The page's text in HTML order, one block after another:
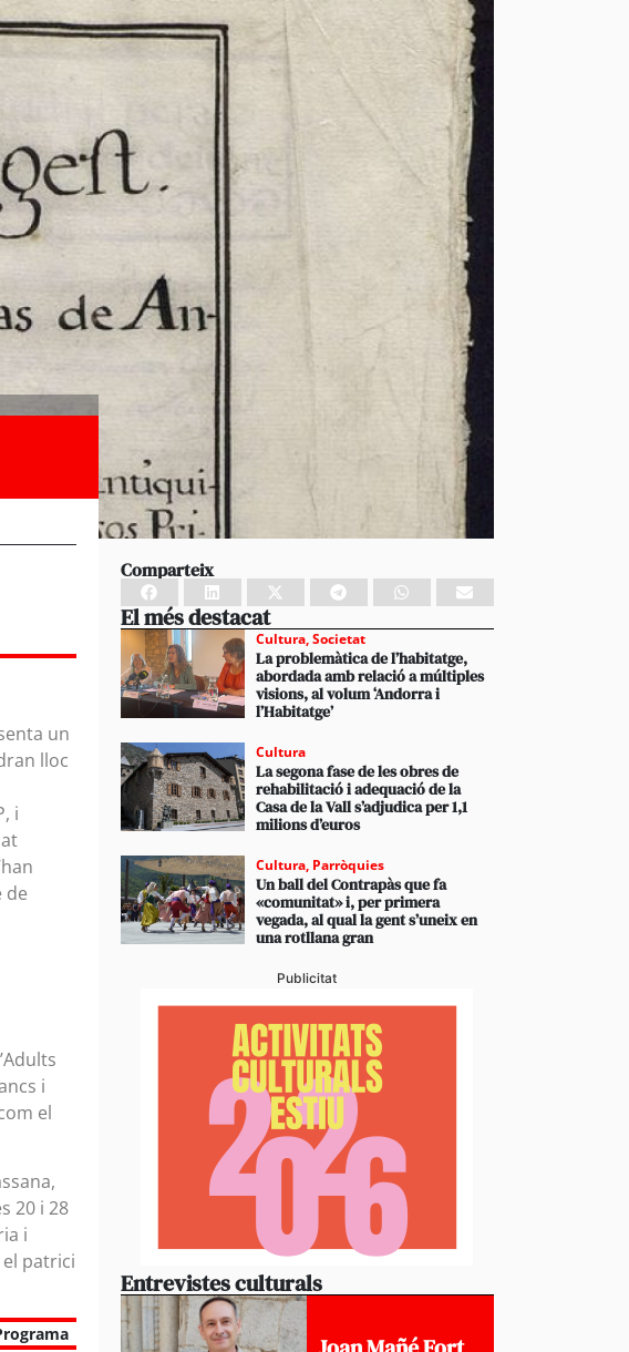
un
lloc
i
de
i
el
20 i 28
i
patrici
Comparteix
El més destacat
Cultura,Societat
La problemàtica de l’habitatge,
abordada amb relació a múltiples
visions, al volum ‘Andorra i
l’Habitatge’
Cultura
La segona fase de les obres de
rehabilitació i adequació de la
Casa de la Vall s’adjudica per 1,1
milions d’euros
Cultura, Parròquies
Un ball del Contrapàs que fa
«comunitat» i, per primera
vegada, al qual la gent s’uneix en
una rotllana gran
Publicitat
Entrevistes culturals